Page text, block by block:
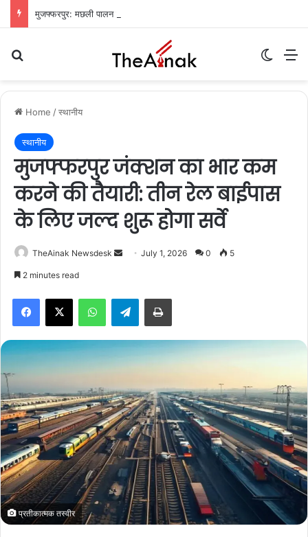
Home /स्थानीय
स्थानीय
मुजफ्फरपुर जंक्शन का भार कम
करने की तैयारी: तीन रेल बाईपास
के लिए जल्द शुरू होगा सर्वे
TheAinak Newsdesk
a
e
i
l
July 1, 2026 0 5
2 minutes read
Telegram
प्रतीकात्मक तस्वीर